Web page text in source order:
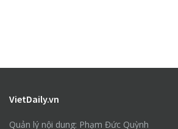
VietDaily.vn
Quản lý nội dung: Phạm Đức Quỳnh